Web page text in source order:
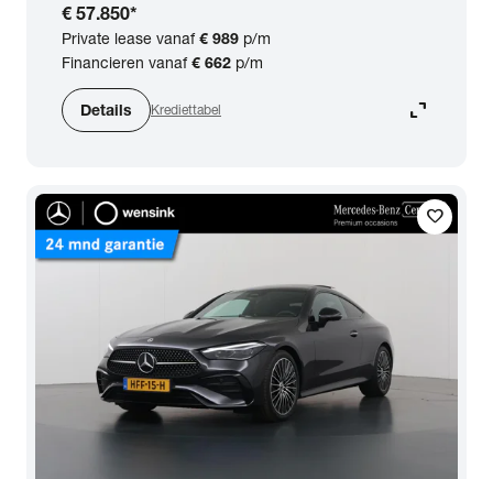
€ 57.850*
Private lease vanaf€ 989 p/m
Financieren vanaf€ 662 p/m
Details Krediettabel expand_content
favorite